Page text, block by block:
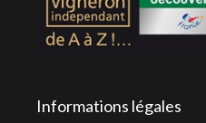
Informations légales